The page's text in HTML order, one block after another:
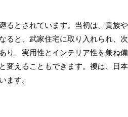
るとされています。当初は、貴族
ると、武家住宅に取り入れられ、
り、実用性とインテリア性を兼ね
変えることもできます。襖は、日
ます。